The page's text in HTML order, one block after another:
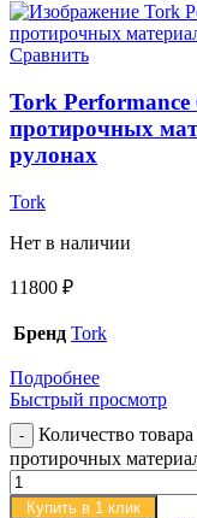
Сравнить
Tork Performance
протирочных
рулонах
Tork
Нет в наличии
11800 ₽
Бренд Tork
Подробнее
Быстрый просмотр
Количество
протирочных
Купить в 1 клик